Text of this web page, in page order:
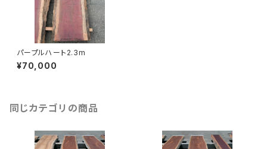
パープルハート2.3m
¥70,000
同じカテゴリの商品